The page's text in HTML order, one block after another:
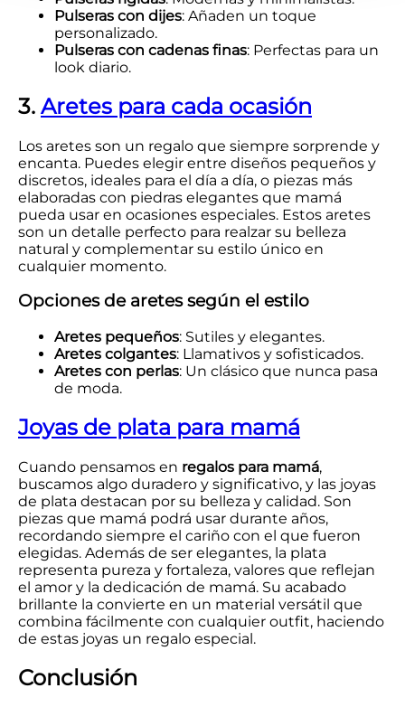
Pulseras con dijes: Añaden un toque
personalizado.
Pulseras con cadenas finas: Perfectas para un
look diario.
3. Aretes para cada ocasión
Los aretes son un regalo que siempre sorprende y
encanta. Puedes elegir entre diseños pequeños y
discretos, ideales para el día a día, o piezas más
elaboradas con piedras elegantes que mamá
pueda usar en ocasiones especiales. Estos aretes
son un detalle perfecto para realzar su belleza
natural y complementar su estilo único en
cualquier momento.
Opciones de aretes según el estilo
Aretes pequeños: Sutiles y elegantes.
Aretes colgantes: Llamativos y sofisticados.
Aretes con perlas: Un clásico que nunca pasa
de moda.
Joyas de plata para mamá
Cuando pensamos en regalos para mamá,
buscamos algo duradero y significativo, y las joyas
de plata destacan por su belleza y calidad. Son
piezas que mamá podrá usar durante años,
recordando siempre el cariño con el que fueron
elegidas. Además de ser elegantes, la plata
representa pureza y fortaleza, valores que reflejan
el amor y la dedicación de mamá. Su acabado
brillante la convierte en un material versátil que
combina fácilmente con cualquier outfit, haciendo
de estas joyas un regalo especial.
Conclusión